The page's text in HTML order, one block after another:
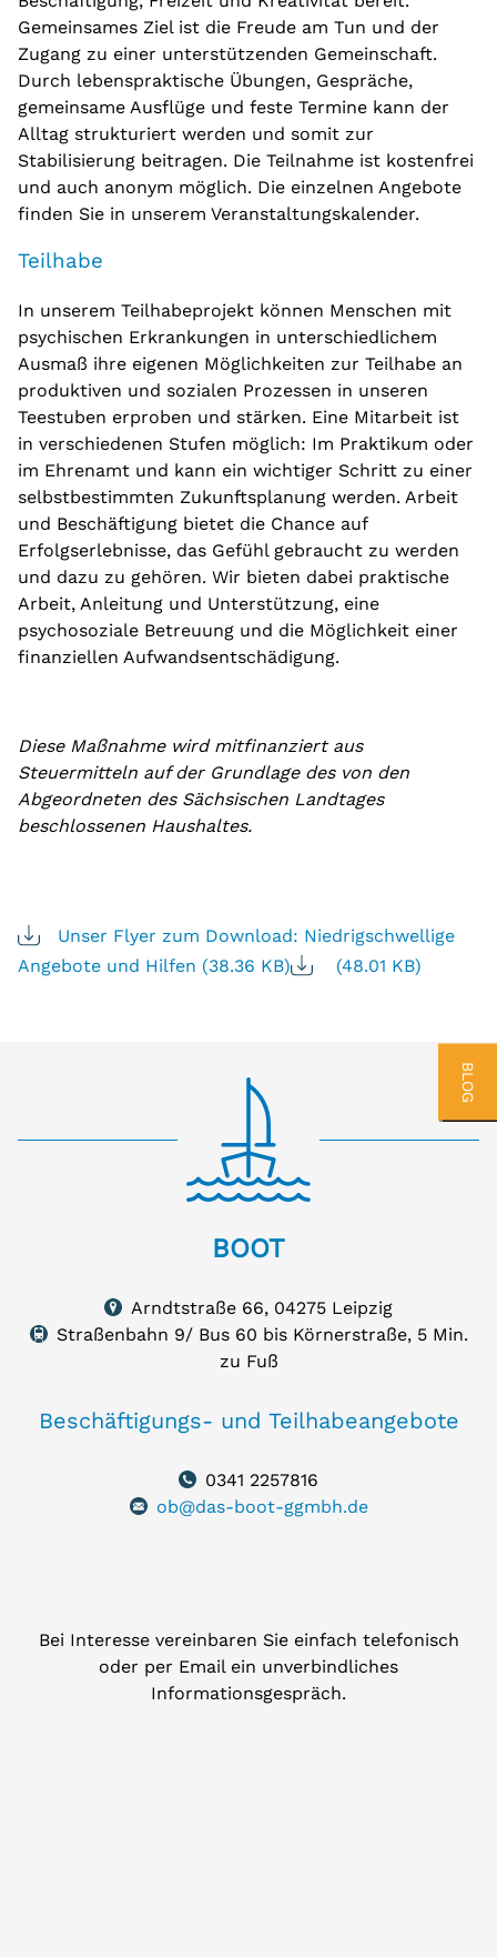
BLOG
Gemeinsames Ziel ist die Freude am Tun und der
Zugang zu einer unterstützenden Gemeinschaft.
Durch lebenspraktische Übungen, Gespräche,
gemeinsame Ausflüge und feste Termine kann der
Alltag strukturiert werden und somit zur
Stabilisierung beitragen. Die Teilnahme ist kostenfrei
und auch anonym möglich. Die einzelnen Angebote
finden Sie in unserem Veranstaltungskalender.
Teilhabe
In unserem Teilhabeprojekt können Menschen mit
psychischen Erkrankungen in unterschiedlichem
Ausmaß ihre eigenen Möglichkeiten zur Teilhabe an
produktiven und sozialen Prozessen in unseren
Teestuben erproben und stärken. Eine Mitarbeit ist
in verschiedenen Stufen möglich: Im Praktikum oder
im Ehrenamt und kann ein wichtiger Schritt zu einer
selbstbestimmten Zukunftsplanung werden. Arbeit
und Beschäftigung bietet die Chance auf
Erfolgserlebnisse, das Gefühl gebraucht zu werden
und dazu zu gehören. Wir bieten dabei praktische
Arbeit, Anleitung und Unterstützung, eine
psychosoziale Betreuung und die Möglichkeit einer
finanziellen Aufwandsentschädigung.
Diese Maßnahme wird mitfinanziert aus
Steuermitteln auf der Grundlage des von den
Abgeordneten des Sächsischen Landtages
beschlossenen Haushaltes.
Unser Flyer zum Download: Niedrigschwellige
Angebote und Hilfen (38.36 KB)
(48.01 KB)
Leipzig
BOOT
Karte
Arndtstraße 66, 04275 Leipzig
Straßenbahn 9/ Bus 60 bis Körnerstraße, 5 Min.
zu Fuß
Beschäftigungs- und Teilhabeangebote
0341 2257816
ob@das-boot-ggmbh.de
Bei Interesse vereinbaren Sie einfach telefonisch
oder per Email ein unverbindliches
Informationsgespräch.